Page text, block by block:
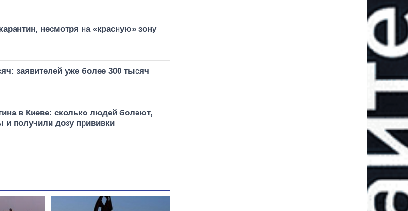
несмотря на «красную» зону
заявителей уже более 300 тысяч
в Киеве: сколько людей болеют,
и получили дозу прививки